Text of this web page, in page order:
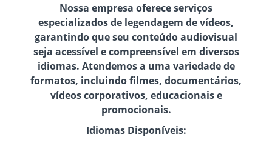
Nossa empresa oferece serviços
especializados de legendagem de vídeos,
garantindo que seu conteúdo audiovisual
seja acessível e compreensível em diversos
idiomas. Atendemos a uma variedade de
formatos, incluindo filmes, documentários,
vídeos corporativos, educacionais e
promocionais.
Idiomas Disponíveis: